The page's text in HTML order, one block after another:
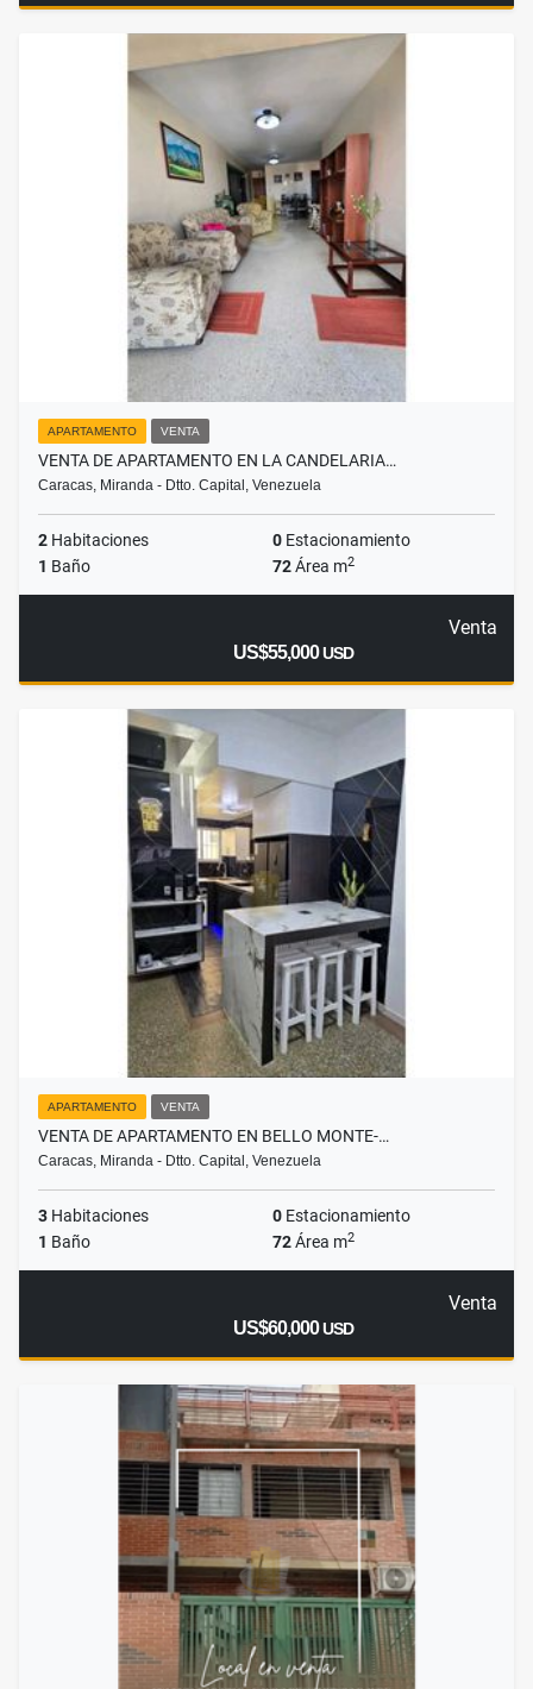
APARTAMENTO VENTA
VENTA DE APARTAMENTO EN LA CANDELARIA…
Caracas, Miranda - Dtto. Capital, Venezuela
2 Habitaciones 0 Estacionamiento
1 Baño 72Área m2
Venta
US$55,000USD
APARTAMENTO VENTA
VENTA DE APARTAMENTO EN BELLO MONTE-…
Caracas, Miranda - Dtto. Capital, Venezuela
3 Habitaciones 0 Estacionamiento
1 Baño 72Área m2
Venta
US$60,000USD